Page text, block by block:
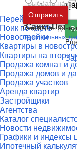
Перейти к
Поик по карте
Новостройки
Квартиры в
Квартиры на
Продажа комнат и
Продажа домов и
Продажа участков
Аренда квартир
Застройщики
Агентства
Каталог
Новости
Графики и индексы
Ипотечный
Москва и
Санкт-
Отправить
Отправляя
персональных